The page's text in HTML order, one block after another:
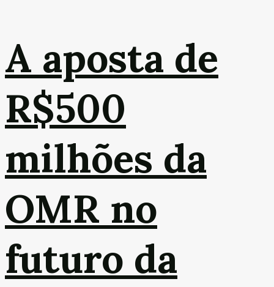
A aposta de
R$500
milhões da
OMR no
futuro da